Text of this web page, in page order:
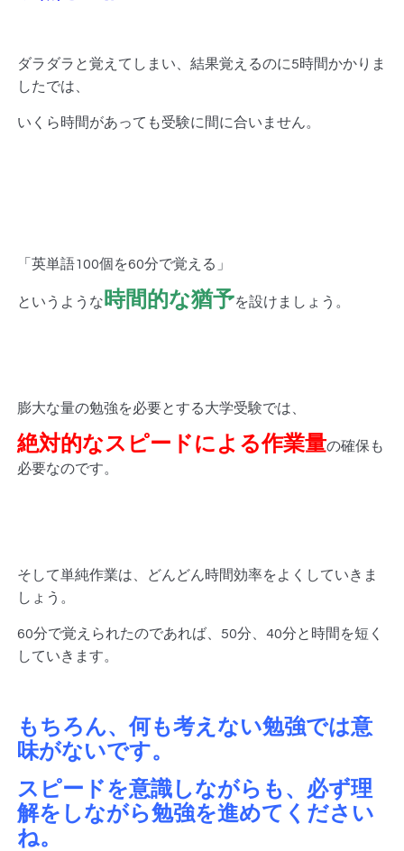
ダラダラと覚えてしまい、結果覚えるのに5時間かかりま
したでは、
いくら時間があっても受験に間に合いません。
「英単語100個を60分で覚える」
というような時間的な猶予を設けましょう。
膨大な量の勉強を必要とする大学受験では、
絶対的なスピードによる作業量の確保も
必要なのです。
そして単純作業は、どんどん時間効率をよくしていきま
しょう。
60分で覚えられたのであれば、50分、40分と時間を短く
していきます。
もちろん、何も考えない勉強では意
味がないです。
スピードを意識しながらも、必ず理
解をしながら勉強を進めてください
ね。